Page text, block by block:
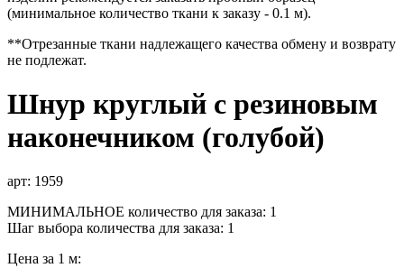
(минимальное количество ткани к заказу - 0.1 м).
**Отрезанные ткани надлежащего качества обмену и возврату
не подлежат.
Шнур круглый с резиновым
наконечником (голубой)
арт: 1959
МИНИМАЛЬНОЕ количество для заказа: 1
Шаг выбора количества для заказа: 1
Цена за 1 м: